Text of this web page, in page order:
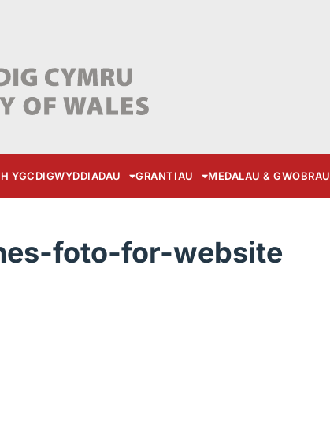
YGCDIGWYDDIADAU GRANTIAU MEDALAU & GWOBRAU
foto-for-website